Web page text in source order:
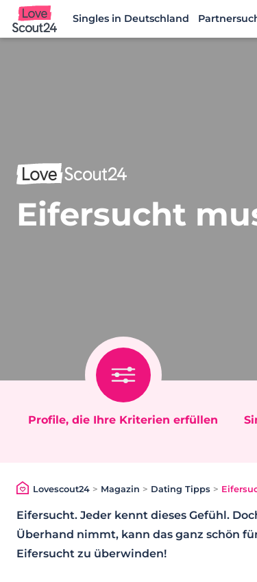
Lovescout24
Singles in Deutschland
Eifersucht
Profile, die Ihre Kriterien erfüllen
Lovescout24> Magazin > Dating Tipps >
Eifersucht. Jeder kennt dieses Gefühl.
Überhand nimmt, kann das ganz schön
Eifersucht zu überwinden!